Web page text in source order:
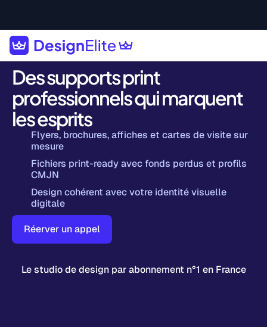
Des supports print
professionnels qui marquent
les esprits
Flyers, brochures, affiches et cartes de visite sur
mesure
Fichiers print-ready avec fonds perdus et profils
CMJN
Design cohérent avec votre identité visuelle
digitale
Réerver un appel
Le studio de design par abonnement n°1 en France